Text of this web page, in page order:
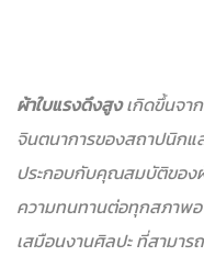
ผ้าใบแรงดึงสูงเกิดขึ้นจา
จินตนาการของสถาปนิก
ประกอบกับคุณสมบัติของผ้
ความทนทานต่อทุกสภาพอ
เสมือนงานศิลปะ ที่สามาร